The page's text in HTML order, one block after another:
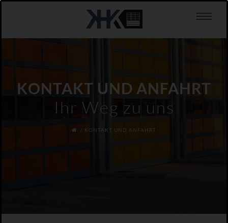
KONTAKT UND ANFAHRT
Ihr Weg zu uns
KONTAKT UND ANFAHRT